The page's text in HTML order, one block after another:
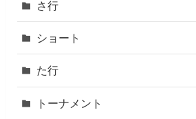
さ行
ショート
た行
トーナメント